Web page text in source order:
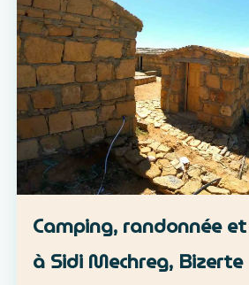
Camping, randonnée
à Sidi Mechreg, Bizerte